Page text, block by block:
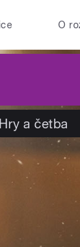
O
Hry a četba